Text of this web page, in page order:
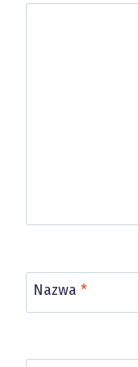
Nazwa *